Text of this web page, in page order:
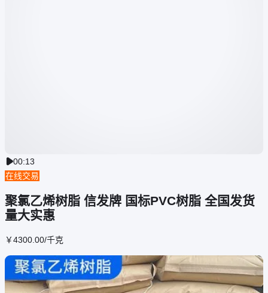
00:13
在线交易
聚氯乙烯树脂 信发牌 国标PVC树脂 全国发货
量大实惠
￥4300 .00/千克